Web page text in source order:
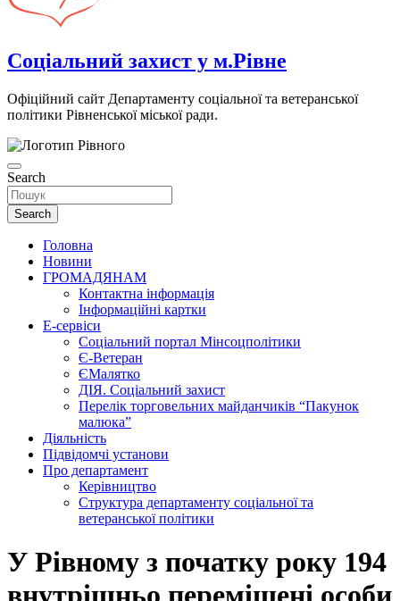
Соціальний захист у м.Рівне
Офіційний сайт Департаменту соціальної та ветеранської
політики Рівненської міської ради.
Search
Search
Головна
Новини
ГРОМАДЯНАМ
Контактна інформація
Інформаційні картки
Е-сервіси
Соціальний портал Мінсоцполітики
Є-Ветеран
ЄМалятко
ДІЯ. Соціальний захист
Перелік торговельних майданчиків “Пакунок
малюка”
Діяльність
Підвідомчі установи
Про департамент
Керівництво
Структура департаменту соціальної та
ветеранської політики
У Рівному з початку року 194